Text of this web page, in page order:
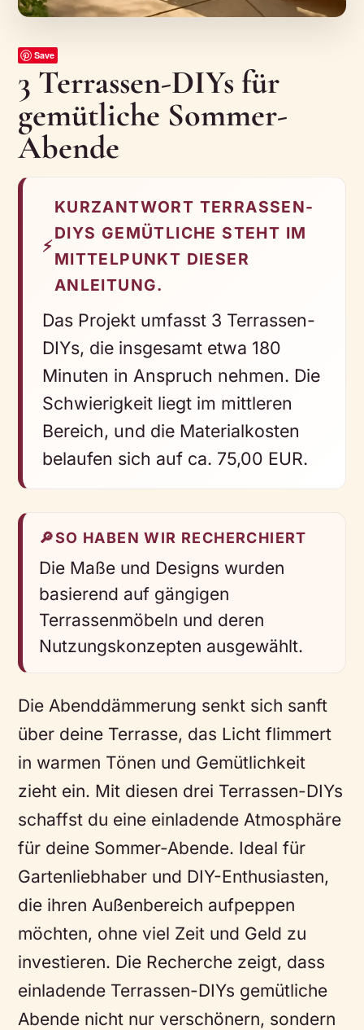
Save
3 Terrassen-DIYs für
gemütliche Sommer-
Abende
⚡
KURZANTWORT TERRASSEN-
DIYS GEMÜTLICHE STEHT IM
MITTELPUNKT DIESER
ANLEITUNG.
Das Projekt umfasst 3 Terrassen-
DIYs, die insgesamt etwa 180
Minuten in Anspruch nehmen. Die
Schwierigkeit liegt im mittleren
Bereich, und die Materialkosten
belaufen sich auf ca. 75,00 EUR.
🔎SO HABEN WIR RECHERCHIERT
Die Maße und Designs wurden
basierend auf gängigen
Terrassenmöbeln und deren
Nutzungskonzepten ausgewählt.
Die Abenddämmerung senkt sich sanft
über deine Terrasse, das Licht flimmert
in warmen Tönen und Gemütlichkeit
zieht ein. Mit diesen drei Terrassen-DIYs
schaffst du eine einladende Atmosphäre
für deine Sommer-Abende. Ideal für
Gartenliebhaber und DIY-Enthusiasten,
die ihren Außenbereich aufpeppen
möchten, ohne viel Zeit und Geld zu
investieren. Die Recherche zeigt, dass
einladende Terrassen-DIYs gemütliche
Abende nicht nur verschönern, sondern